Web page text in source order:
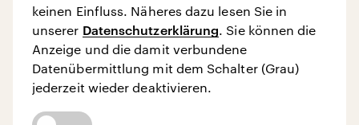
keinen Einfluss. Näheres dazu lesen Sie in
unserer Datenschutzerklärung. Sie können die
Anzeige und die damit verbundene
Datenübermittlung mit dem Schalter (Grau)
jederzeit wieder deaktivieren.